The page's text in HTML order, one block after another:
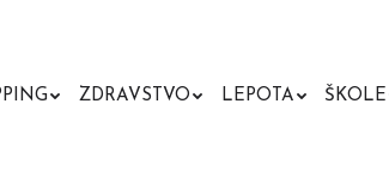
ZDRAVSTVO LEPOTA ŠKOLE